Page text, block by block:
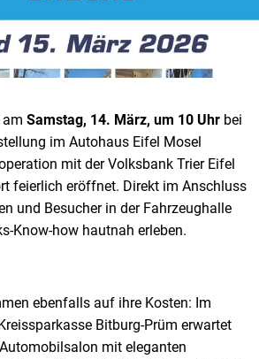
Samstag, 14. März, um 10 Uhr bei
im Autohaus Eifel Mosel
mit der Volksbank Trier Eifel
feierlich eröffnet. Direkt im Anschluss
und Besucher in der Fahrzeughalle
Know-how hautnah erleben.
ebenfalls auf ihre Kosten: Im
Bitburg-Prüm erwartet
mit eleganten